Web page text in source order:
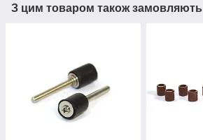
З цим товаром також замовляють